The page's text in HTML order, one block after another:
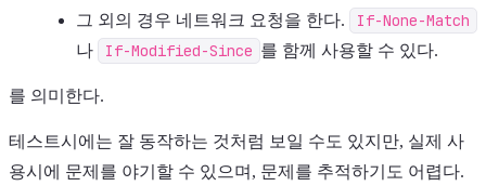
그 외의 경우 네트워크 요청을 한다.
If-None-Match
나 If-Modified-Since 를 함께 사용할 수 있다.
를 의미한다.
테스트시에는 잘 동작하는 것처럼 보일 수도 있지만, 실제 사
용시에 문제를 야기할 수 있으며, 문제를 추적하기도 어렵다.